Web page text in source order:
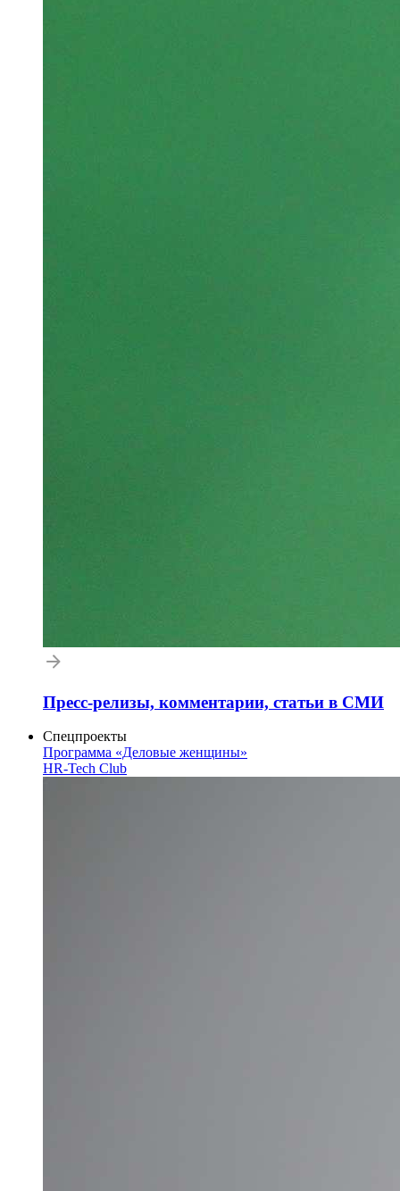
Пресс-релизы, комментарии, статьи в СМИ
Спецпроекты
Программа «Деловые женщины»
HR-Tech Club